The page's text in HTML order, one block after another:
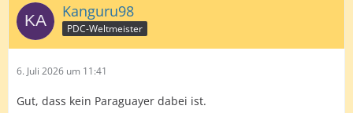
Kanguru98
PDC-Weltmeister
6. Juli 2026 um 11:41
Gut, dass kein Paraguayer dabei ist.